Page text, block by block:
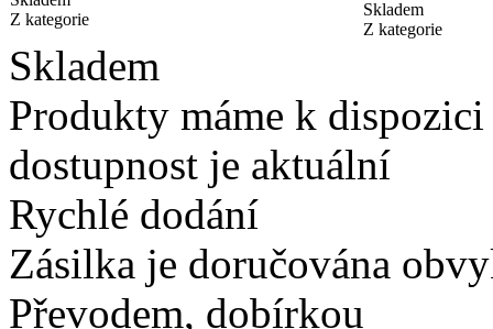
Z kategorie
Skladem
Z kategorie
Skladem
Produkty máme k
dostupnost je aktuální
Rychlé dodání
Zásilka je doručována
Převodem, dobírkou